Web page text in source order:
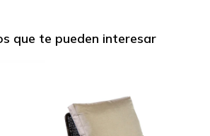
que te pueden interesar